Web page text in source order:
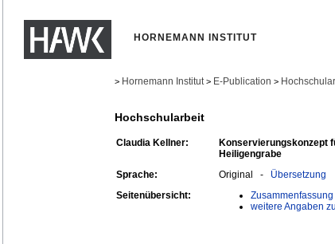
HORNEMANN INSTITUT
> Hornemann Institut > E-Publication >
Hochschularbeit
Claudia Kellner:
Konservierungskonzept
Heiligengrabe
Sprache: Original - Übersetzung
Seitenübersicht:
Zusammenfassung
weitere Angaben